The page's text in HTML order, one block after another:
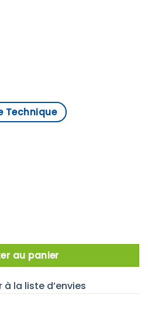
Technique
1 A 20L
au panier
à la liste d’envies